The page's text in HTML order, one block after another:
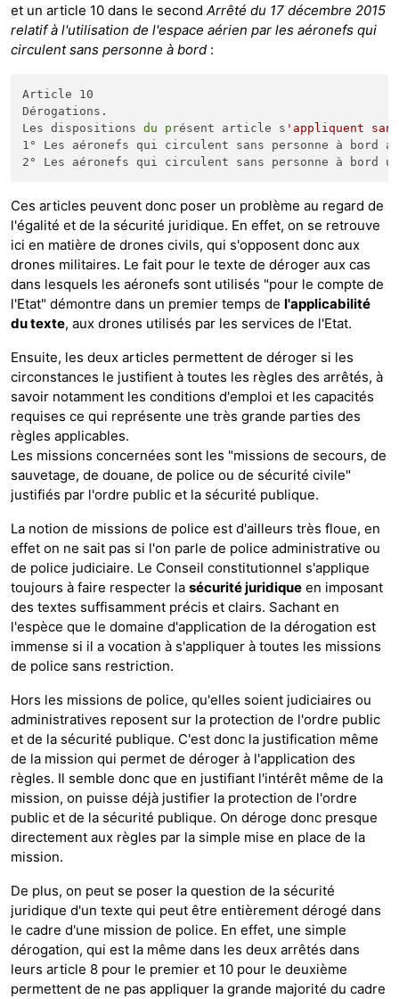
et un article 10 dans le second Arrêté du 17 décembre 2015
relatif à l'utilisation de l'espace aérien par les aéronefs qui
circulent sans personne à bord :
Article 10
Dérogations.
Les dispositions du présent article s 'appliquent
1° Les aéronefs qui circulent sans personne à bord
2° Les aéronefs qui circulent sans personne à
Ces articles peuvent donc poser un problème au regard de
l'égalité et de la sécurité juridique. En effet, on se retrouve
ici en matière de drones civils, qui s'opposent donc aux
drones militaires. Le fait pour le texte de déroger aux cas
dans lesquels les aéronefs sont utilisés "pour le compte de
l'Etat" démontre dans un premier temps de l'applicabilité
du texte, aux drones utilisés par les services de l'Etat.
Ensuite, les deux articles permettent de déroger si les
circonstances le justifient à toutes les règles des arrêtés, à
savoir notamment les conditions d'emploi et les capacités
requises ce qui représente une très grande parties des
règles applicables.
Les missions concernées sont les "missions de secours, de
sauvetage, de douane, de police ou de sécurité civile"
justifiés par l'ordre public et la sécurité publique.
La notion de missions de police est d'ailleurs très floue, en
effet on ne sait pas si l'on parle de police administrative ou
de police judiciaire. Le Conseil constitutionnel s'applique
toujours à faire respecter la sécurité juridique en imposant
des textes suffisamment précis et clairs. Sachant en
l'espèce que le domaine d'application de la dérogation est
immense si il a vocation à s'appliquer à toutes les missions
de police sans restriction.
Hors les missions de police, qu'elles soient judiciaires ou
administratives reposent sur la protection de l'ordre public
et de la sécurité publique. C'est donc la justification même
de la mission qui permet de déroger à l'application des
règles. Il semble donc que en justifiant l'intérêt même de la
mission, on puisse déjà justifier la protection de l'ordre
public et de la sécurité publique. On déroge donc presque
directement aux règles par la simple mise en place de la
mission.
De plus, on peut se poser la question de la sécurité
juridique d'un texte qui peut être entièrement dérogé dans
le cadre d'une mission de police. En effet, une simple
dérogation, qui est la même dans les deux arrêtés dans
leurs article 8 pour le premier et 10 pour le deuxième
permettent de ne pas appliquer la grande majorité du cadre